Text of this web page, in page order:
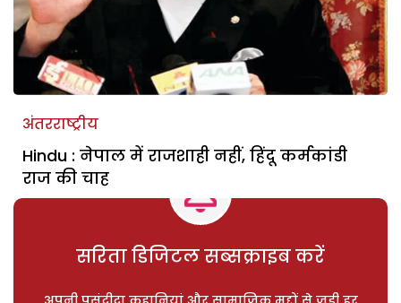
अंतरराष्ट्रीय
Hindu : नेपाल में राजशाही नहीं, हिंदू कर्मकांडी
राज की चाह
सरिता डिजिटल सब्सक्राइब करें